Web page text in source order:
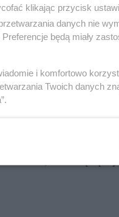
sprzedawanego
na sprzedawcę karę w
takich
które będą
klikając przycisk
danych nie
będą miały
i komfortowo
Twoich danych